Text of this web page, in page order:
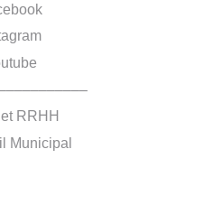
RRHH
Municipal